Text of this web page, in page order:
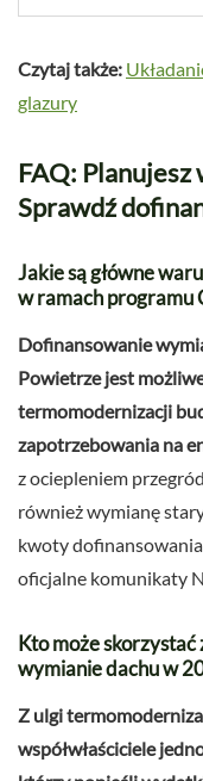
Czytaj także:
glazury
FAQ: Planujesz
Sprawdź
Jakie są główne
w ramach programu
Dofinansowanie
Powietrze jest
termomodernizacji
zapotrzebowania na
z ociepleniem
również wymianę
kwoty
oficjalne komunikaty
Kto może
wymianie dachu w
Z ulgi
współwłaściciele